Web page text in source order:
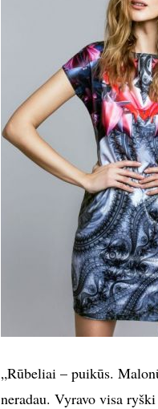
„Rūbeliai – puikūs.
neradau. Vyravo visa